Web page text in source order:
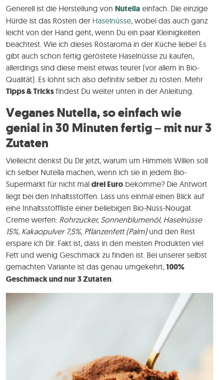
Generell ist die Herstellung von Nutella einfach. Die einzige
Hürde ist das Rösten der Haselnüsse, wobei das auch ganz
leicht von der Hand geht, wenn Du ein paar Kleinigkeiten
beachtest. Wie ich dieses Röstaroma in der Küche liebe! Es
gibt auch schon fertig geröstete Haselnüsse zu kaufen,
allerdings sind diese meist etwas teurer (vor allem in Bio-
Qualität). Es lohnt sich also definitiv selber zu rösten. Mehr
Tipps & Tricks findest Du weiter unten in der Anleitung.
Veganes Nutella, so einfach wie
genial in 30 Minuten fertig – mit nur 3
Zutaten
Vielleicht denkst Du Dir jetzt, warum um Himmels Willen soll
ich selber Nutella machen, wenn ich sie in jedem Bio-
Supermarkt für nicht mal drei Euro bekomme? Die Antwort
liegt bei den Inhaltsstoffen. Lass uns einmal einen Blick auf
eine Inhaltsstoffliste einer beliebigen Bio-Nuss-Nougat
Creme werfen: Rohrzucker, Sonnenblumenöl, Haselnüsse
15%, Kakaopulver 7,5%, Pflanzenfett (Palm)und den Rest
erspare ich Dir. Fakt ist, dass in den meisten Produkten viel
Fett und wenig Geschmack zu finden ist. Bei unserer selbst
gemachten Variante ist das genau umgekehrt, 100%
Geschmack und nur 3 Zutaten